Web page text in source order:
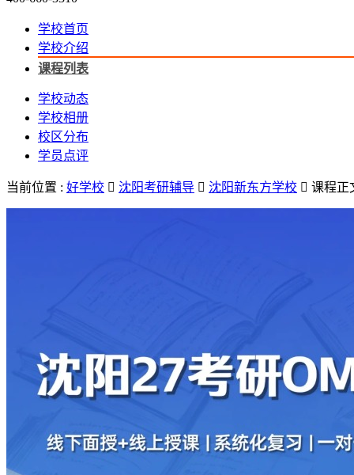
学校首页
学校介绍
课程列表
学校动态
学校相册
校区分布
学员点评
当前位置 : 好学校  沈阳考研辅导  沈阳新东方学校  课程正